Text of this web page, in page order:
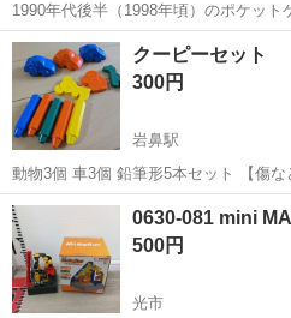
1990年代後半（1998年頃）のポケッ
め動作の保証は出来ませんが、信頼性
「タカラ」ですのでお墨付き。 スマートフォン普及により、ポケット
ゲームの類は徐々に...
山口 山口市 上嘉川駅 おも
クーピーセット
300円
岩鼻駅
動物3個 車3個 鉛筆形5本セット 【傷などの状態】 少し使用感あり
【アピールポイント】 状態はいいので
クーピーとして描けるので楽しい！。
指くらいの長さ。 値下...
山口 宇部市
0630-081
500円
光市